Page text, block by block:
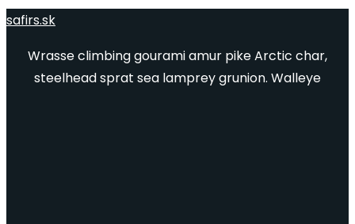
safirs.sk
Wrasse climbing gourami amur pike Arctic char,
steelhead sprat sea lamprey grunion. Walleye